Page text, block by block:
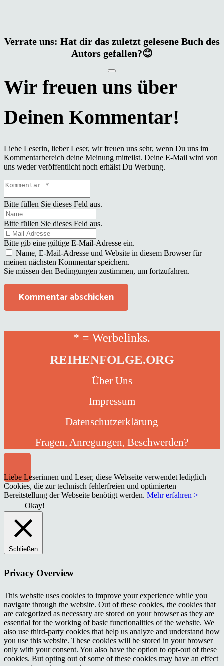
Verrate uns: Hat dir das zuletzt gelesene Buch des
Autors gefallen?😊
Liebe Leserin, lieber Leser, wir freuen uns sehr, wenn Du uns im
Kommentarbereich deine Meinung mitteilst. Deine E-Mail wird von
uns weder veröffentlicht noch erhälst Du Werbung.
Bitte füllen Sie dieses Feld aus.
Bitte füllen Sie dieses Feld aus.
Bitte gib eine gültige E-Mail-Adresse ein.
Name, E-Mail-Adresse und Website in diesem Browser für
meinen nächsten Kommentar speichern.
Sie müssen den Bedingungen zustimmen, um fortzufahren.
Kommentar abschicken
* = Werbelinks.
REIHENFOLGE.ORG
Über Uns
Impressum
Datenschutzerklärung
Fragen, Anregungen, Beschwerden?
Liebe Leserinnen und Leser, diese Webseite verwendet lediglich
Cookies, die zur technisch fehlerfreien und optimierten
Bereitstellung der Webseite benötigt werden. Mehr erfahren >
Okay!
Schließen
Privacy Overview
This website uses cookies to improve your experience while you
navigate through the website. Out of these cookies, the cookies that
are categorized as necessary are stored on your browser as they are
essential for the working of basic functionalities of the website. We
also use third-party cookies that help us analyze and understand how
you use this website. These cookies will be stored in your browser
only with your consent. You also have the option to opt-out of these
cookies. But opting out of some of these cookies may have an effect